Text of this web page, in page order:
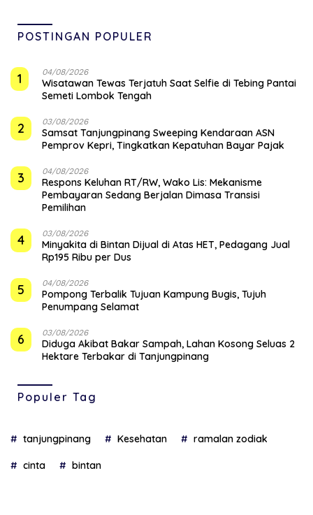
POSTINGAN POPULER
1 04/08/2026
Wisatawan Tewas Terjatuh Saat Selfie di Tebing Pantai
Semeti Lombok Tengah
2 03/08/2026
Samsat Tanjungpinang Sweeping Kendaraan ASN
Pemprov Kepri, Tingkatkan Kepatuhan Bayar Pajak
3 04/08/2026
‎Respons Keluhan RT/RW, Wako Lis: Mekanisme
Pembayaran Sedang Berjalan Dimasa Transisi
Pemilihan
4 03/08/2026
Minyakita di Bintan Dijual di Atas HET, Pedagang Jual
Rp195 Ribu per Dus
5 04/08/2026
Pompong Terbalik Tujuan Kampung Bugis, Tujuh
Penumpang Selamat
6 03/08/2026
Diduga Akibat Bakar Sampah, Lahan Kosong Seluas 2
Hektare Terbakar di Tanjungpinang
Populer Tag
tanjungpinang Kesehatan ramalan zodiak
cinta bintan